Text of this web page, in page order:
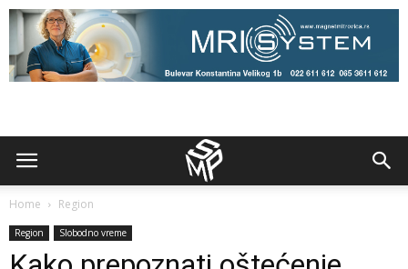
Home Region
Region Slobodno vreme